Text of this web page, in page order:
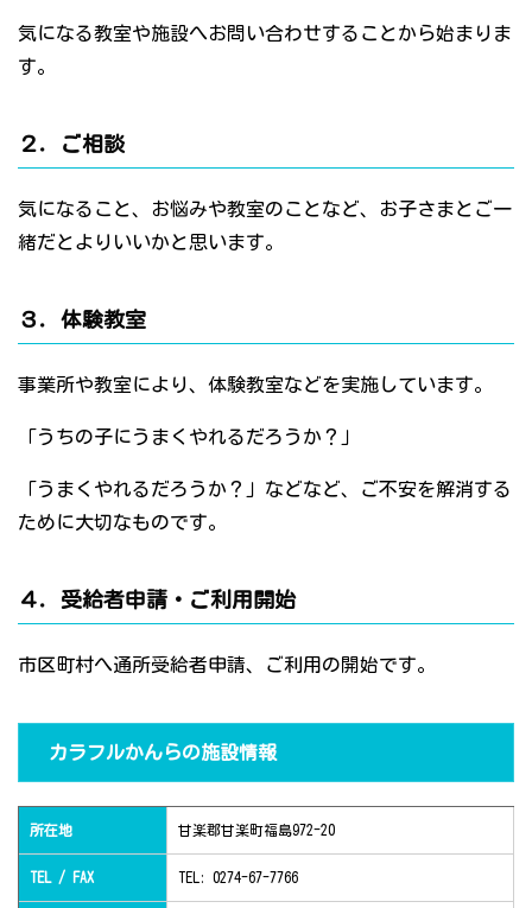
気になる教室や施設へお問い合わせすることから始まりま
す。
２．ご相談
気になること、お悩みや教室のことなど、お子さまとご一
緒だとよりいいかと思います。
３．体験教室
事業所や教室により、体験教室などを実施しています。
「うちの子にうまくやれるだろうか？」
「うまくやれるだろうか？」などなど、ご不安を解消する
ために大切なものです。
４．受給者申請・ご利用開始
市区町村へ通所受給者申請、ご利用の開始です。
カラフルかんらの施設情報
所在地 甘楽郡甘楽町福島972-20
TEL / FAX TEL: 0274-67-7766